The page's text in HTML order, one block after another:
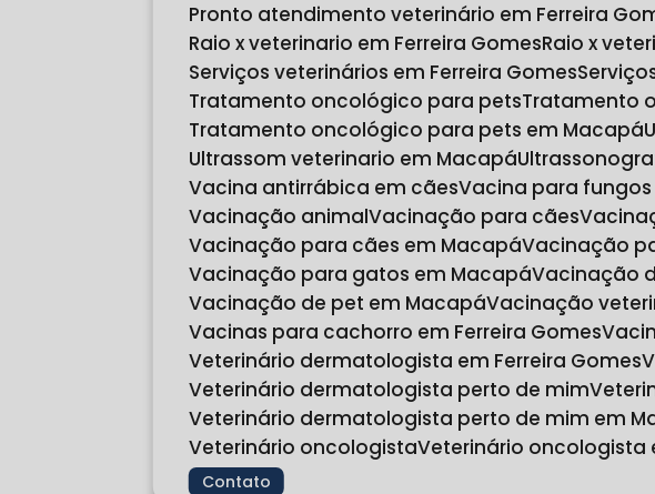
Pronto atendimento veterinário em Ferreira
Raio x veterinario em Ferreira Gomes Raio x
Serviços veterinários em Ferreira Gomes
Tratamento oncológico para pets Tratamento
Tratamento oncológico para pets em Macapá
Ultrassom veterinario em Macapá
Vacina antirrábica em cães Vacina para
Vacinação animal Vacinação para cães
Vacinação para cães em Macapá Vacinação
Vacinação para gatos em Macapá Vacinação
Vacinação de pet em Macapá Vacinação
Vacinas para cachorro em Ferreira Gomes
Veterinário dermatologista em Ferreira Gomes
Veterinário dermatologista perto de mim
Veterinário dermatologista perto de mim em
Veterinário oncologista Veterinário oncologista
Contato